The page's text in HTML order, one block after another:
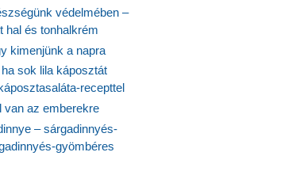
védelmében –
hal és tonhalkrém
kimenjünk a napra
sok lila káposztát
recepttel
van az emberekre
– sárgadinnyés-
gyömbéres